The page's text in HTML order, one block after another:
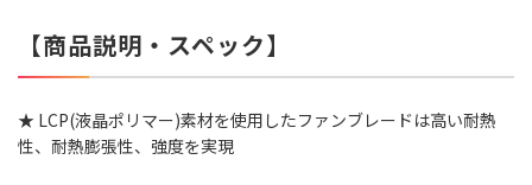
【商品説明・スペック】
★ LCP(液晶ポリマー)素材を使用したファンブレードは高い耐熱
性、耐熱膨張性、強度を実現